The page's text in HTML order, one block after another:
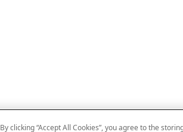
By clicking “Accept All Cookies”, you agree to the